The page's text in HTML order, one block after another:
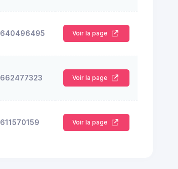
Voir la page
Voir la page
Voir la page